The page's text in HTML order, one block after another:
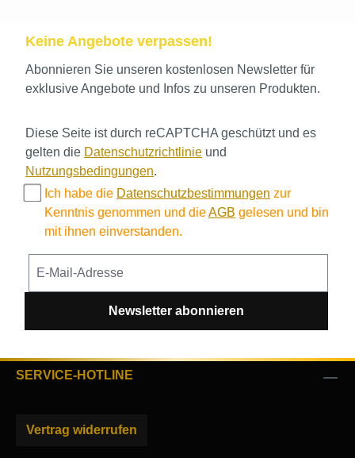
Keine Angebote verpassen!
Abonnieren Sie unseren kostenlosen Newsletter für
exklusive Angebote und Infos zu unseren Produkten.
Diese Seite ist durch reCAPTCHA geschützt und es
gelten die Datenschutzrichtlinie und
Nutzungsbedingungen.
Ich habe die Datenschutzbestimmungen zur
Kenntnis genommen und dieAGB gelesen und bin
mit ihnen einverstanden.
Newsletter abonnieren
SERVICE-HOTLINE
Vertrag widerrufen